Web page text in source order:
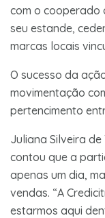
com o cooperado
seu estande,
marcas locais
O sucesso da
movimentação
pertencimento
Juliana Silveira de
contou que a
apenas um dia,
vendas. “A
estarmos aqui